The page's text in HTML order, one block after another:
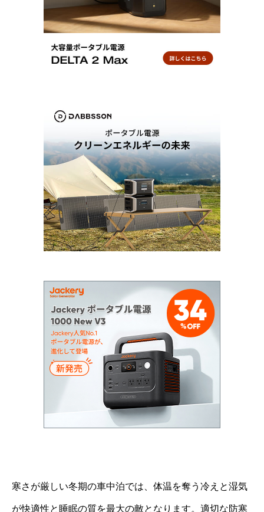
寒さが厳しい冬期の車中泊では、体温を奪う冷えと湿気
が快適性と睡眠の質を最大の敵となります。適切な防寒